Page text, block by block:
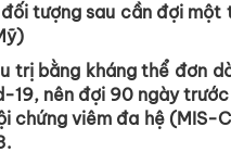
tượng sau cần đợi
trị bằng kháng thể đơn
19, nên đợi 90 ngày
chứng viêm đa hệ(MIS-